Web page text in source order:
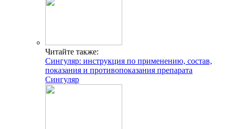
Читайте также:
Сингуляр: инструкция по применению, состав,
показания и противопоказания препарата
Сингуляр